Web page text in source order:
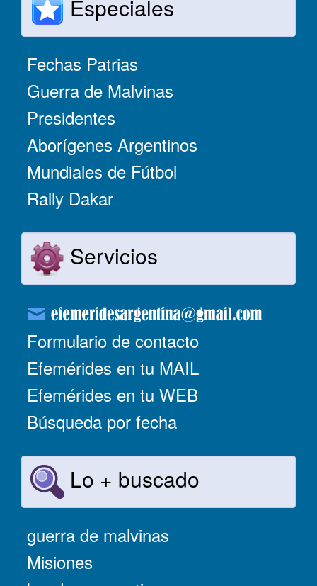
Especiales
Fechas Patrias
Guerra de Malvinas
Presidentes
Aborígenes Argentinos
Mundiales de Fútbol
Rally Dakar
Servicios
Formulario de contacto
Efemérides en tu MAIL
Efemérides en tu WEB
Búsqueda por fecha
Lo + buscado
guerra de malvinas
Misiones